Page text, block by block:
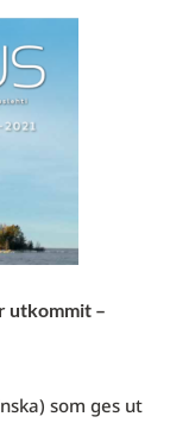
utkommit –
som ges ut